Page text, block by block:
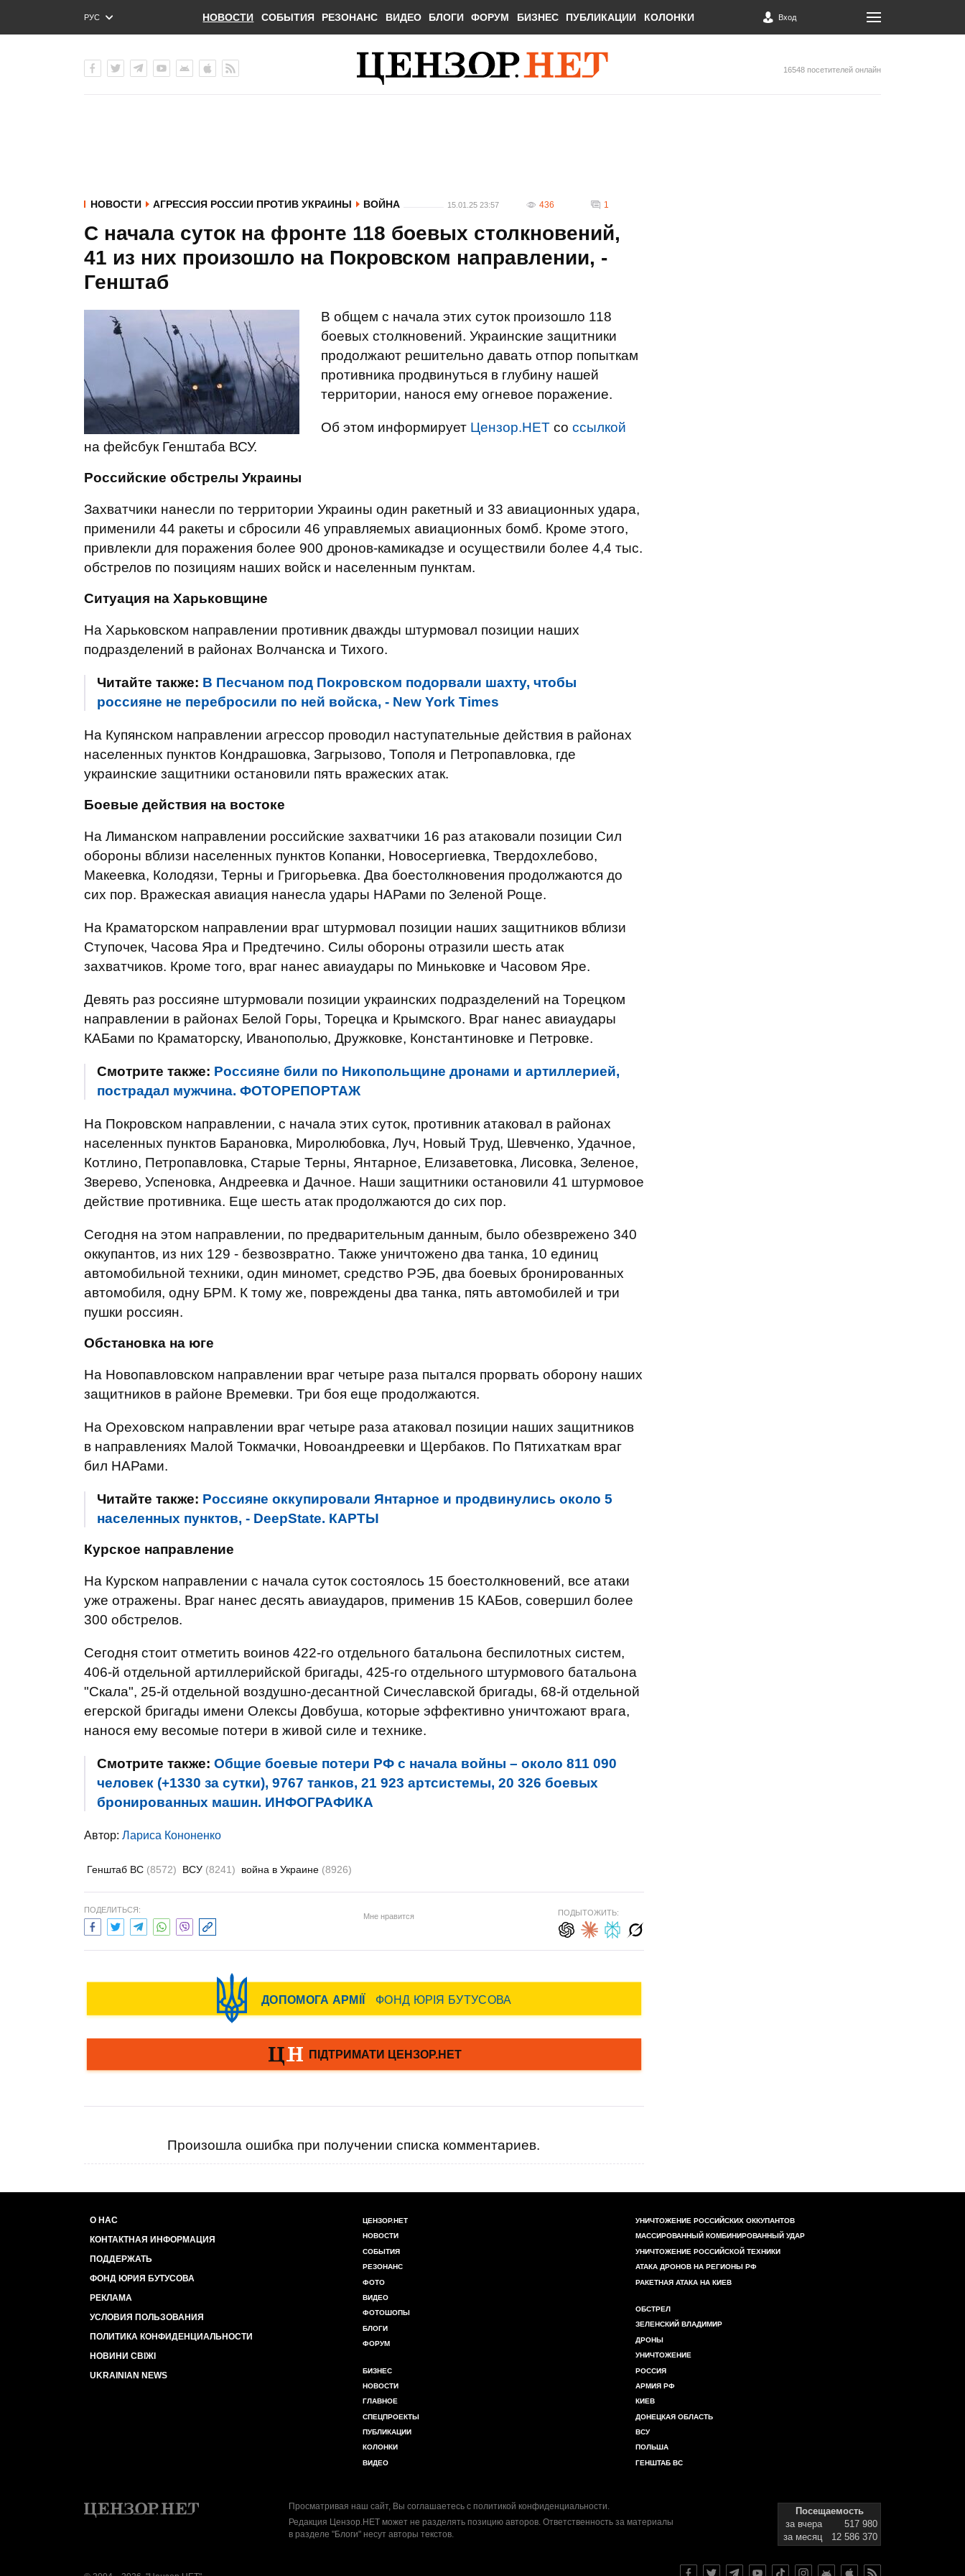
РУС
ENG
НОВОСТИ СОБЫТИЯ РЕЗОНАНС ВИДЕО БЛОГИ ФОРУМ БИЗНЕС ПУБЛИКАЦИИ КОЛОНКИ Вход
16548 посетителей онлайн
НОВОСТИ АГРЕССИЯ РОССИИ ПРОТИВ УКРАИНЫ ВОЙНА 15.01.25 23:57 436 1
С начала суток на фронте 118 боевых столкновений,
41 из них произошло на Покровском направлении, -
Генштаб
В общем с начала этих суток произошло 118
боевых столкновений. Украинские защитники
продолжают решительно давать отпор попыткам
противника продвинуться в глубину нашей
территории, нанося ему огневое поражение.
Об этом информирует Цензор.НЕТ со ссылкой
на фейсбук Генштаба ВСУ.
Российские обстрелы Украины
Захватчики нанесли по территории Украины один ракетный и 33 авиационных удара,
применили 44 ракеты и сбросили 46 управляемых авиационных бомб. Кроме этого,
привлекли для поражения более 900 дронов-камикадзе и осуществили более 4,4 тыс.
обстрелов по позициям наших войск и населенным пунктам.
Ситуация на Харьковщине
На Харьковском направлении противник дважды штурмовал позиции наших
подразделений в районах Волчанска и Тихого.
Читайте также: В Песчаном под Покровском подорвали шахту, чтобы
россияне не перебросили по ней войска, - New York Times
На Купянском направлении агрессор проводил наступательные действия в районах
населенных пунктов Кондрашовка, Загрызово, Тополя и Петропавловка, где
украинские защитники остановили пять вражеских атак.
Боевые действия на востоке
На Лиманском направлении российские захватчики 16 раз атаковали позиции Сил
обороны вблизи населенных пунктов Копанки, Новосергиевка, Твердохлебово,
Макеевка, Колодязи, Терны и Григорьевка. Два боестолкновения продолжаются до
сих пор. Вражеская авиация нанесла удары НАРами по Зеленой Роще.
На Краматорском направлении враг штурмовал позиции наших защитников вблизи
Ступочек, Часова Яра и Предтечино. Силы обороны отразили шесть атак
захватчиков. Кроме того, враг нанес авиаудары по Миньковке и Часовом Яре.
Девять раз россияне штурмовали позиции украинских подразделений на Торецком
направлении в районах Белой Горы, Торецка и Крымского. Враг нанес авиаудары
КАБами по Краматорску, Иванополью, Дружковке, Константиновке и Петровке.
Смотрите также: Россияне били по Никопольщине дронами и артиллерией,
пострадал мужчина. ФОТОРЕПОРТАЖ
На Покровском направлении, с начала этих суток, противник атаковал в районах
населенных пунктов Барановка, Миролюбовка, Луч, Новый Труд, Шевченко, Удачное,
Котлино, Петропавловка, Старые Терны, Янтарное, Елизаветовка, Лисовка, Зеленое,
Зверево, Успеновка, Андреевка и Дачное. Наши защитники остановили 41 штурмовое
действие противника. Еще шесть атак продолжаются до сих пор.
Сегодня на этом направлении, по предварительным данным, было обезврежено 340
оккупантов, из них 129 - безвозвратно. Также уничтожено два танка, 10 единиц
автомобильной техники, один миномет, средство РЭБ, два боевых бронированных
автомобиля, одну БРМ. К тому же, повреждены два танка, пять автомобилей и три
пушки россиян.
Обстановка на юге
На Новопавловском направлении враг четыре раза пытался прорвать оборону наших
защитников в районе Времевки. Три боя еще продолжаются.
На Ореховском направлении враг четыре раза атаковал позиции наших защитников
в направлениях Малой Токмачки, Новоандреевки и Щербаков. По Пятихаткам враг
бил НАРами.
Читайте также: Россияне оккупировали Янтарное и продвинулись около 5
населенных пунктов, - DeepState. КАРТЫ
Курское направление
На Курском направлении с начала суток состоялось 15 боестолкновений, все атаки
уже отражены. Враг нанес десять авиаударов, применив 15 КАБов, совершил более
300 обстрелов.
Сегодня стоит отметить воинов 422-го отдельного батальона беспилотных систем,
406-й отдельной артиллерийской бригады, 425-го отдельного штурмового батальона
"Скала", 25-й отдельной воздушно-десантной Сичеславской бригады, 68-й отдельной
егерской бригады имени Олексы Довбуша, которые эффективно уничтожают врага,
нанося ему весомые потери в живой силе и технике.
Смотрите также: Общие боевые потери РФ с начала войны – около 811 090
человек (+1330 за сутки), 9767 танков, 21 923 артсистемы, 20 326 боевых
бронированных машин. ИНФОГРАФИКА
Автор: Лариса Кононенко
Генштаб ВС (8572) ВСУ (8241) война в Украине (8926)
ПОДЕЛИТЬСЯ:
Мне нравится ПОДЫТОЖИТЬ:
Произошла ошибка при получении списка комментариев.
О НАС
КОНТАКТНАЯ ИНФОРМАЦИЯ
ПОДДЕРЖАТЬ
ФОНД ЮРИЯ БУТУСОВА
РЕКЛАМА
УСЛОВИЯ ПОЛЬЗОВАНИЯ
ПОЛИТИКА КОНФИДЕНЦИАЛЬНОСТИ
НОВИНИ СВІЖІ
UKRAINIAN NEWS
ЦЕНЗОР.НЕТ
НОВОСТИ
СОБЫТИЯ
РЕЗОНАНС
ФОТО
ВИДЕО
ФОТОШОПЫ
БЛОГИ
ФОРУМ
БИЗНЕС
НОВОСТИ
ГЛАВНОЕ
СПЕЦПРОЕКТЫ
ПУБЛИКАЦИИ
КОЛОНКИ
ВИДЕО
УНИЧТОЖЕНИЕ РОССИЙСКИХ ОККУПАНТОВ
МАССИРОВАННЫЙ КОМБИНИРОВАННЫЙ УДАР
УНИЧТОЖЕНИЕ РОССИЙСКОЙ ТЕХНИКИ
АТАКА ДРОНОВ НА РЕГИОНЫ РФ
РАКЕТНАЯ АТАКА НА КИЕВ
ОБСТРЕЛ
ЗЕЛЕНСКИЙ ВЛАДИМИР
ДРОНЫ
УНИЧТОЖЕНИЕ
РОССИЯ
АРМИЯ РФ
КИЕВ
ДОНЕЦКАЯ ОБЛАСТЬ
ВСУ
ПОЛЬША
ГЕНШТАБ ВС
Просматривая наш сайт, Вы соглашаетесь с политикой конфиденциальности.
Редакция Цензор.НЕТ может не разделять позицию авторов. Ответственность за материалы
в разделе "Блоги" несут авторы текстов.
Посещаемость
за вчера
517 980
за месяц
12 586 370